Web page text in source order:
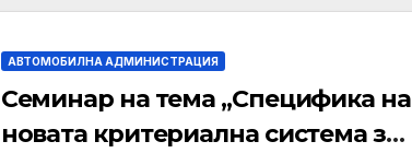
АВТОМОБИЛНА АДМИНИСТРАЦИЯ
Семинар на тема „Специфика на
новата критериална система за